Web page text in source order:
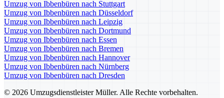
Umzug von Ibbenbüren nach Stuttgart
Umzug von Ibbenbüren nach Düsseldorf
Umzug von Ibbenbüren nach Leipzig
Umzug von Ibbenbüren nach Dortmund
Umzug von Ibbenbüren nach Essen
Umzug von Ibbenbüren nach Bremen
Umzug von Ibbenbüren nach Hannover
Umzug von Ibbenbüren nach Nürnberg
Umzug von Ibbenbüren nach Dresden
© 2026 Umzugsdienstleister Müller. Alle Rechte vorbehalten.